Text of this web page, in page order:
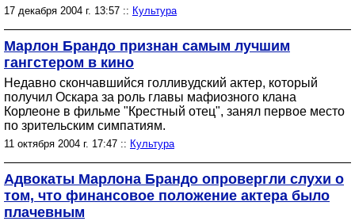
17 декабря 2004 г. 13:57 :: Культура
Марлон Брандо признан самым лучшим
гангстером в кино
Недавно скончавшийся голливудский актер, который
получил Оскара за роль главы мафиозного клана
Корлеоне в фильме "Крестный отец", занял первое место
по зрительским симпатиям.
11 октября 2004 г. 17:47 :: Культура
Адвокаты Марлона Брандо опровергли слухи о
том, что финансовое положение актера было
плачевным